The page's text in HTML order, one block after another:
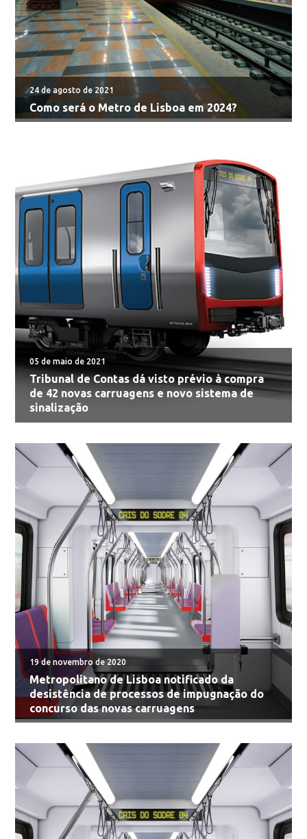
24 de agosto de 2021
Como será o Metro de Lisboa em 2024?
05 de maio de 2021
Tribunal de Contas dá visto prévio à compra
de 42 novas carruagens e novo sistema de
sinalização
19 de novembro de 2020
Metropolitano de Lisboa notificado da
desistência de processos de impugnação do
concurso das novas carruagens